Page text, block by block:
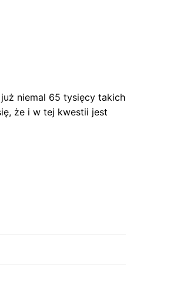
niemal 65 tysięcy takich
że i w tej kwestii jest